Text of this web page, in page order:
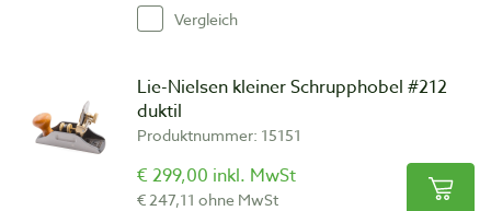
Vergleich
Lie-Nielsen kleiner Schrupphobel #212
duktil
Produktnummer: 15151
€ 299,00 inkl. MwSt
€ 247,11 ohne MwSt